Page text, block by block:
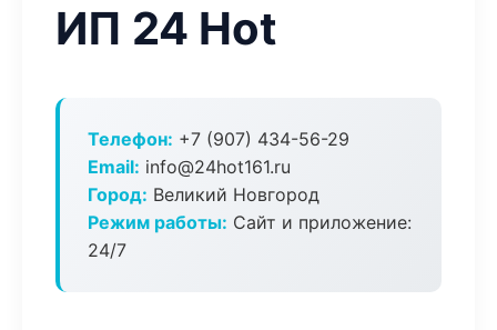
ИП 24 Hot
Телефон: +7 (907) 434-56-29
Email: info@24hot161.ru
Город: Великий Новгород
Режим работы: Сайт и приложение:
24/7